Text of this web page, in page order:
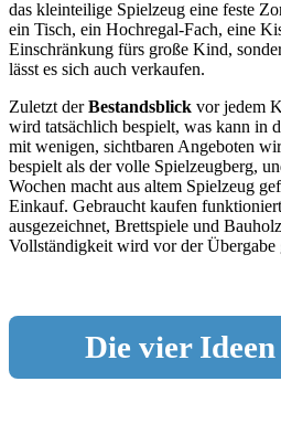
das kleinteilige Spielzeug eine feste
ein Tisch, ein Hochregal-Fach, eine
Einschränkung fürs große Kind,
lässt es sich auch verkaufen.
Zuletzt derBestandsblick vor jedem
wird tatsächlich bespielt, was kann in
mit wenigen, sichtbaren Angeboten
bespielt als der volle Spielzeugberg,
Wochen macht aus altem Spielzeug
Einkauf. Gebraucht kaufen
ausgezeichnet, Brettspiele und
Vollständigkeit wird vor der Übergabe
Die vier